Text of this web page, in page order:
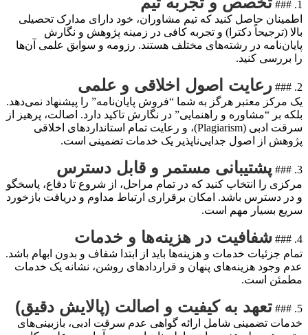
1. ###
اطمینان حاصل کنید که تیم مشاوران، خود دارای مدارک تحصیلی
بالا (ترجیحاً دکترا) و تجربه کافی در زمینه پژوهش و نگارش
پایان‌نامه در رشته‌های مختلف هستند. رزومه و سوابق علمی آن‌ها
را بررسی کنید.
2. ### رعایت اصول اخلاقی و علمی
یک مرکز معتبر هرگز به شما “فروش پایان‌نامه” را پیشنهاد نمی‌دهد.
بلکه بر “مشاوره و راهنمایی” در نگارش تاکید دارد. اصالت، پرهیز از
سرقت ادبی (Plagiarism)، و رعایت تمام استانداردهای اخلاقی
پژوهش از اصول جدایی‌ناپذیر یک خدمات تضمینی است.
3. ### پشتیبانی مستمر و قابل دسترس
مرکزی را انتخاب کنید که در تمام مراحل، از شروع تا دفاع، پاسخگو
و در دسترس باشد. امکان برقراری ارتباط مداوم و دریافت بازخورد
سریع بسیار مهم است.
4. ### شفافیت در هزینه‌ها و خدمات
تمام جزئیات خدمات و هزینه‌ها باید از ابتدا شفاف و بدون ابهام باشد.
عدم وجود هزینه‌های پنهان و قراردادهای روشن، نشانه یک خدمات
مطمئن است.
5. ### تعهد به کیفیت و اصالت (پالایش دقیق)
خدمات تضمینی شامل ارائه گواهی عدم سرقت ادبی، بازبینی‌های